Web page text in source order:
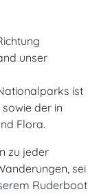
unser
ist
der in
Flora.
zu jeder
sei
Ruderboot